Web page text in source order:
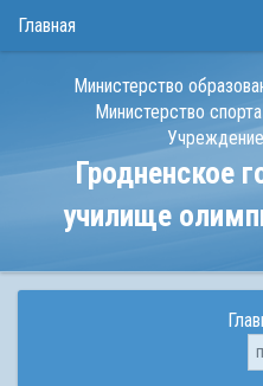
Министерство
Министерство
Гродненское государственное
училище
Главная